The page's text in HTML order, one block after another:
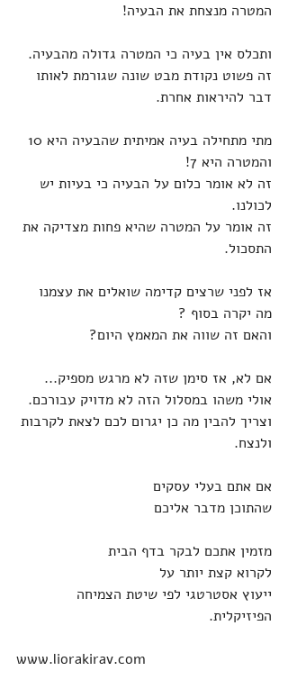
המטרה מנצחת את הבעיה!
ותכלס אין בעיה כי המטרה גדולה מהבעיה.
זה פשוט נקודת מבט שונה שגורמת לאותו
דבר להיראות אחרת.
והמטרה היא 7!
זה לא אומר כלום על הבעיה כי בעיות יש
לכולנו.
זה אומר על המטרה שהיא פחות מצדיקה את
התסכול.
אז לפני שרצים קדימה שואלים את עצמנו
מה יקרה בסוף ?
והאם זה שווה את המאמץ היום?
אם לא, אז סימן שזה לא מרגש מספיק...
אולי משהו במסלול הזה לא מדויק עבורכם.
וצריך להבין מה כן יגרום לכם לצאת לקרבות
ולנצח.
אם אתם בעלי עסקים
שהתוכן מדבר אליכם
מזמין אתכם לבקר בדף הבית
לקרוא קצת יותר על
ייעוץ אסטרטגי לפי שיטת הצמיחה
הפיזיקלית.
www.liorakirav.com